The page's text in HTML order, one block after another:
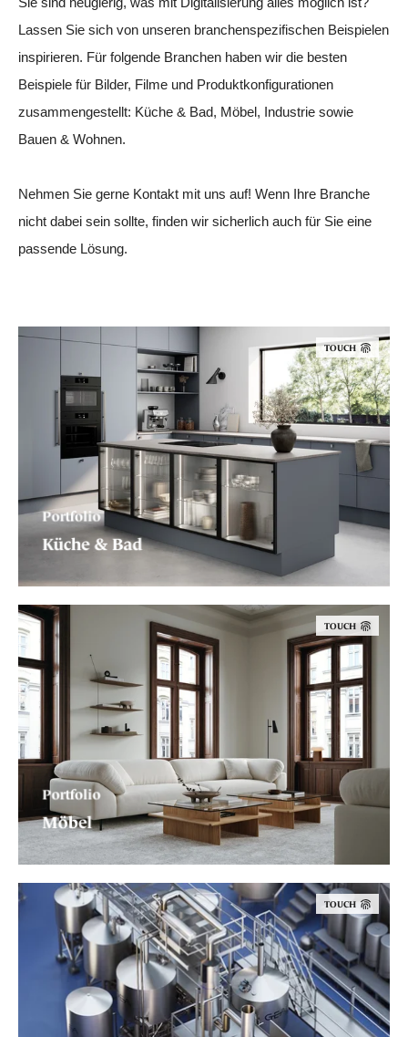
Lassen Sie sich von unseren branchenspezifischen Beispielen
inspirieren. Für folgende Branchen haben wir die besten
Beispiele für Bilder, Filme und Produktkonfigurationen
zusammengestellt: Küche & Bad, Möbel, Industrie sowie
Bauen & Wohnen.
Nehmen Sie gerne Kontakt mit uns auf! Wenn Ihre Branche
nicht dabei sein sollte, finden wir sicherlich auch für Sie eine
passende Lösung.
TOUCH
Portfolio
Küche & Bad
TOUCH
Portfolio
Möbel
TOUCH